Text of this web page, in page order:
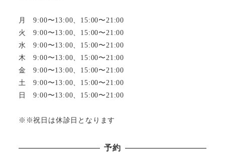
月 9:00〜13:00、15:00〜21:00
火 9:00〜13:00、15:00〜21:00
水 9:00〜13:00、15:00〜21:00
木 9:00〜13:00、15:00〜21:00
金 9:00〜13:00、15:00〜21:00
土 9:00〜13:00、15:00〜21:00
日 9:00〜13:00、15:00〜21:00
※※祝日は休診日となります
予約